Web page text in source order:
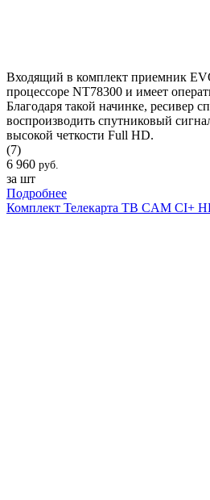
Входящий в комплект приемник
процессоре NT78300 и имеет
Благодаря такой начинке, ресивер
воспроизводить спутниковый
высокой четкости Full HD.
(7)
6 960 руб.
за шт
Подробнее
Комплект Телекарта ТВ CAM CI+